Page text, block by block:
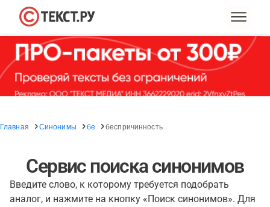
Главная Синонимы бе беспричинность
Сервис поиска синонимов
Введите слово, к которому требуется подобрать
аналог, и нажмите на кнопку «Поиск синонимов». Для